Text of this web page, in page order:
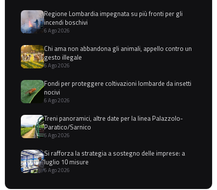
Regione Lombardia impegnata su più fronti per gli
incendi boschivi
6 Ago 2026
Chi ama non abbandona gli animali, appello contro un
gesto illegale
6 Ago 2026
Fondi per proteggere coltivazioni lombarde da insetti
nocivi
6 Ago 2026
Treni panoramici, altre date per la linea Palazzolo-
Paratico/Sarnico
6 Ago 2026
Si rafforza la strategia a sostegno delle imprese: a
luglio 10 misure
6 Ago 2026